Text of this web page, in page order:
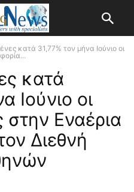
κατά 31,77% τον μήνα Ιούνιο οι
κατά
Ιούνιο οι
στην Εναέρια
Διεθνή